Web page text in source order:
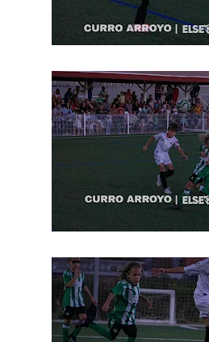
Los posibles herederos del
marcha de Juanlu
jugador del Granada CF
El Granada negocia con el
IDV reclama dinero al Sevilla